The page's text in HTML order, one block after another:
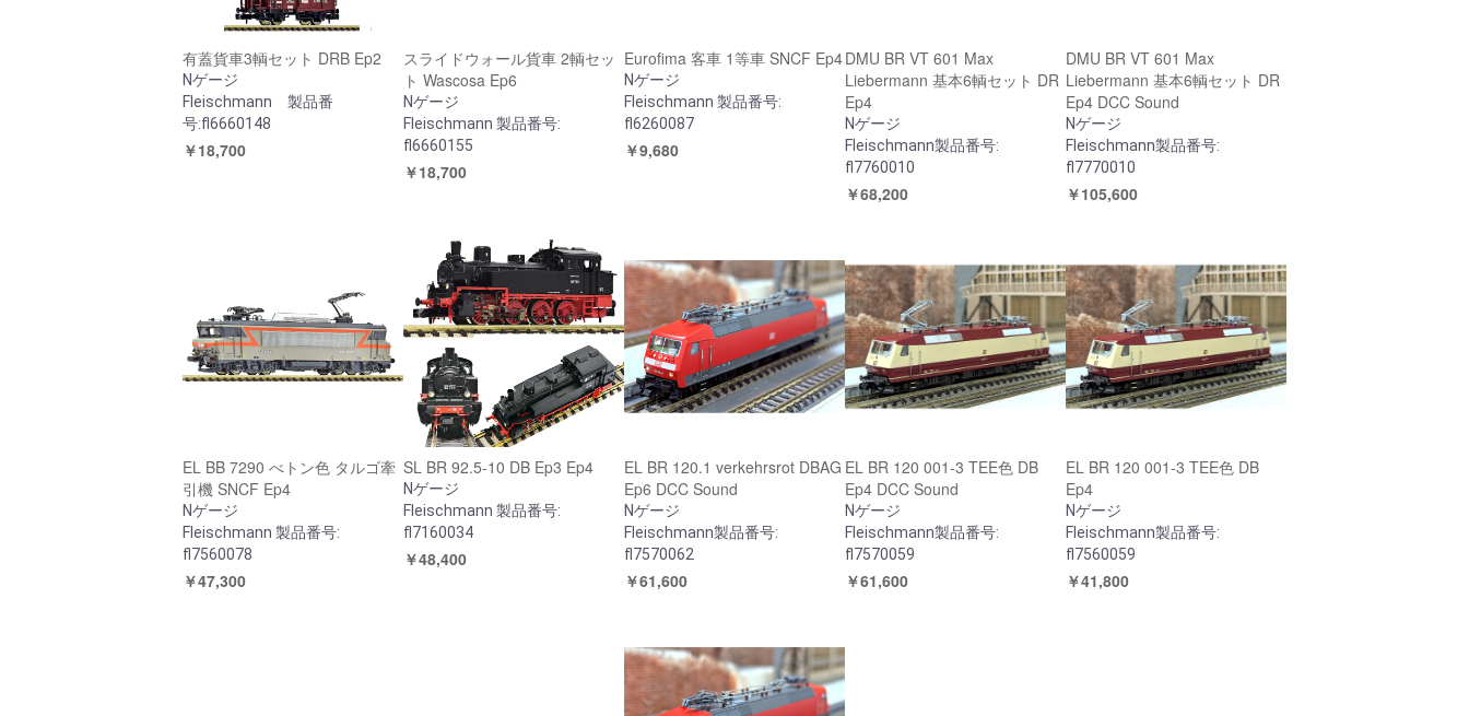
有蓋貨車3輌セット DRB Ep2
Nゲージ
Fleischmann 製品番
号:fl6660148
￥18,700
スライドウォール貨車 2輌セッ
ト Wascosa Ep6
Nゲージ
Fleischmann 製品番号:
fl6660155
￥18,700
Eurofima 客車 1等車 SNCF Ep4
Nゲージ
Fleischmann 製品番号:
fl6260087
￥9,680
DMU BR VT 601 Max
Liebermann 基本6輌セット DR
Ep4
Nゲージ
Fleischmann製品番号:
fl7760010
￥68,200
DMU BR VT 601 Max
Liebermann 基本6輌セット DR
Ep4 DCC Sound
Nゲージ
Fleischmann製品番号:
fl7770010
￥105,600
EL BB 7290 べトン色 タルゴ牽
引機 SNCF Ep4
Nゲージ
Fleischmann 製品番号:
fl7560078
￥47,300
SL BR 92.5-10 DB Ep3 Ep4
Nゲージ
Fleischmann 製品番号:
fl7160034
￥48,400
EL BR 120.1 verkehrsrot DBAG
Ep6 DCC Sound
Nゲージ
Fleischmann製品番号:
fl7570062
￥61,600
EL BR 120 001-3 TEE色 DB
Ep4 DCC Sound
Nゲージ
Fleischmann製品番号:
fl7570059
￥61,600
EL BR 120 001-3 TEE色 DB
Ep4
Nゲージ
Fleischmann製品番号:
fl7560059
￥41,800